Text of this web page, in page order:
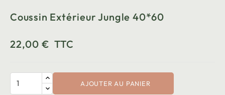
Coussin Extérieur Jungle 40*60
22,00 € TTC
AJOUTER AU PANIER